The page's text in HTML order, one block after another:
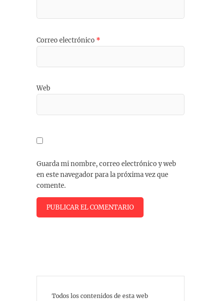
Correo electrónico *
Web
Guarda mi nombre, correo electrónico y web
en este navegador para la próxima vez que
comente.
Todos los contenidos de esta web